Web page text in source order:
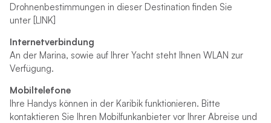
Drohnenbestimmungen in dieser Destination finden Sie
unter [LINK]
Internetverbindung
An der Marina, sowie auf Ihrer Yacht steht Ihnen WLAN zur
Verfügung.
Mobiltelefone
Ihre Handys können in der Karibik funktionieren. Bitte
kontaktieren Sie Ihren Mobilfunkanbieter vor Ihrer Abreise und